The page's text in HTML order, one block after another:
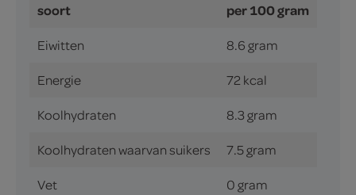
soort per 100 gram
Eiwitten 8.6 gram
Energie 72 kcal
Koolhydraten 8.3 gram
Koolhydraten waarvan suikers 7.5 gram
Vet 0 gram